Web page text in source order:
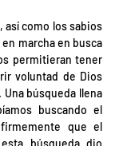
así como los sabios
marcha en busca
permitieran tener
voluntad de Dios
búsqueda llena
buscando el
que el
búsqueda dio